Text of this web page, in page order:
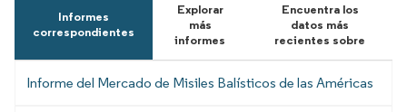
Informes
correspondientes
Explorar
más
informes
Encuentra los
datos más
recientes sobre
Informe del Mercado de Misiles Balísticos de las Américas